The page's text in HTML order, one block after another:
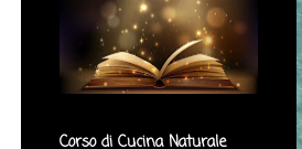
Corso di Cucina Naturale